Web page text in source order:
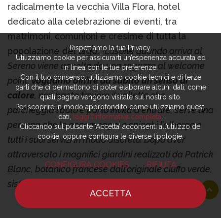
radicalmente la vecchia Villa Flora, hotel
dedicato alla celebrazione di eventi, tra
matrimoni, comunioni e cresime di tutta la
popolazione del lago. “L’ospite quando arriva al
Sereno viene accolto da una ragazza al welcome
point:vogliamo offrire da subito un senso di
calore , non basta trovare il valletto che
parcheggia l’auto e poi lo invita a entrare, serve una
persona che lo accompagni e spieghi l’albergo e
tutti i suoi servizi in modo discreto. Dopo aver
attraversato i magnifici giardini realizzati da Patrick
Blanc, botanico francese dall’originale ciuffo verde,
sistemati alla perfezione ogni settimana (n.d.a.).
D’altra parte la clientela qui può permettersi di
Rispettiamo la tua Privacy.
Utilizziamo cookie per assicurarti un’esperienza accurata ed
in linea con le tue preferenze.
Con il tuo consenso, utilizziamo cookie tecnici e di terze
parti che ci permettono di poter elaborare alcuni dati, come
quali pagine vengono visitate sul nostro sito.
Per scoprire in modo approfondito come utilizziamo questi
dati,
leggi l’informativa completa
Cliccando sul pulsante ‘Accetta’ acconsenti all’utilizzo dei
cookie, oppure configura le diverse tipologie.
CONFIGURA COOKIES RIFIUTA
ACCETTA